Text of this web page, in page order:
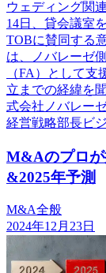
ウェディング関
14日、貸会議室
TOBに賛同する
は、ノバレーゼ
（FA）として
立までの経緯を
式会社ノバレー
経営戦略部長ビジ
M&Aのプロ
&2025年予測
M&A全般
2024年12月23日